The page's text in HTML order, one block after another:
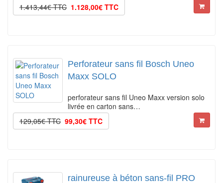
1.413,44€ TTC 1.128,00€ TTC
Perforateur sans fil Bosch Uneo
Maxx SOLO
perforateur sans fil Uneo Maxx version solo
livrée en carton sans…
129,05€ TTC 99,30€ TTC
rainureuse à béton sans-fil PRO